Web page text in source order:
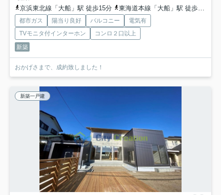
京浜東北線「大船」駅 徒歩15分
東海道本線「大船」駅 徒歩15分
都市ガス 陽当り良好 バルコニー
電気有
TVモニタ付インターホン
コンロ２口以上
新築
おかげさまで、成約致しました！
新築一戸建